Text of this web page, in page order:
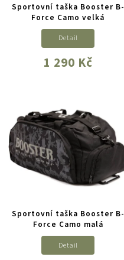
Sportovní taška Booster B-
Force Camo velká
1 290 Kč
Detail
Sportovní taška Booster B-
Force Camo malá
Detail